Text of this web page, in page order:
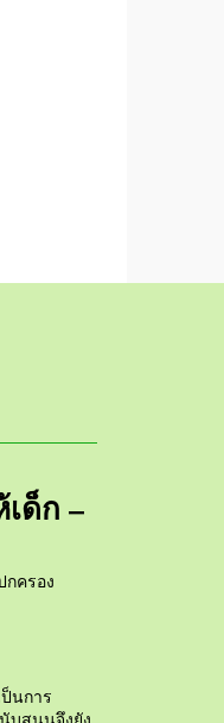
ด็ก –
ครอง
ป็นการ